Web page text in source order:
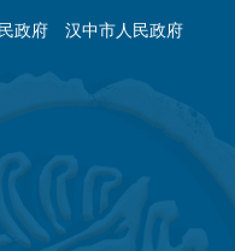
政府 汉中市人民政府